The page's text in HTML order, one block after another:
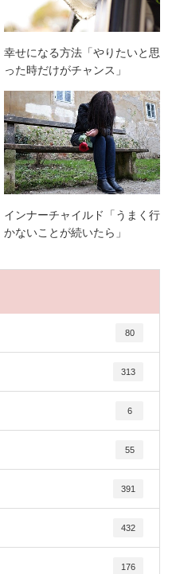
幸せになる方法「やりたいと思
った時だけがチャンス」
インナーチャイルド「うまく行
かないことが続いたら」
80
313
6
55
391
432
176